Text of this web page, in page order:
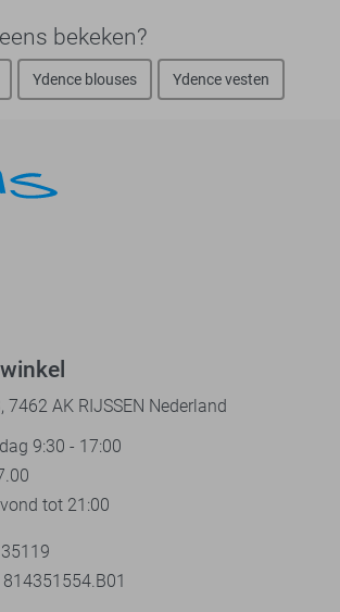
bekeken?
Ydence blouses Ydence vesten
7462 AK RIJSSEN Nederland
9:30 - 17:00
tot 21:00